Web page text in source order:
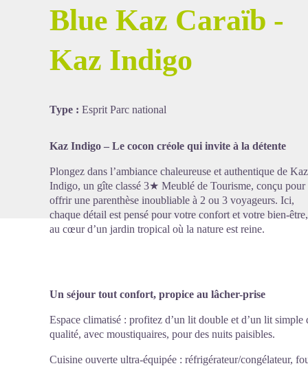
Blue Kaz Caraïb -
Kaz Indigo
Type : Esprit Parc national
Kaz Indigo – Le cocon créole qui invite à la détente
Plongez dans l’ambiance chaleureuse et authentique de Kaz
Indigo, un gîte classé 3★ Meublé de Tourisme, conçu pour
offrir une parenthèse inoubliable à 2 ou 3 voyageurs. Ici,
chaque détail est pensé pour votre confort et votre bien-être,
au cœur d’un jardin tropical où la nature est reine.
Un séjour tout confort, propice au lâcher-prise
Espace climatisé : profitez d’un lit double et d’un lit simple
qualité, avec moustiquaires, pour des nuits paisibles.
Cuisine ouverte ultra-équipée : réfrigérateur/congélateur,